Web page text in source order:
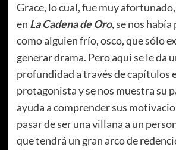
Grace, lo cual, fue muy
en La Cadena de Oro, se nos
como alguien frío, osco, que sólo
generar drama. Pero aquí se le da
profundidad a través de capítulos
protagonista y se nos muestra su
ayuda a comprender sus
pasar de ser una villana a un
que tendrá un gran arco de